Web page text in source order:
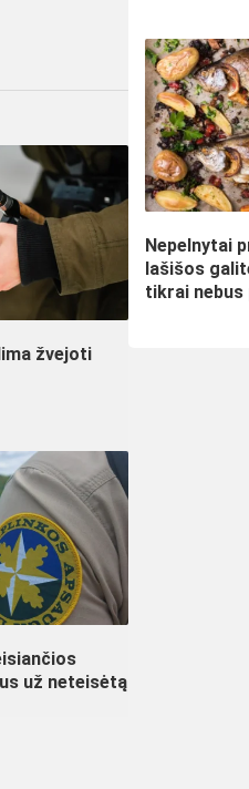
žvejoti
už neteisėtą
Nepelnytai
lašišos
tikrai